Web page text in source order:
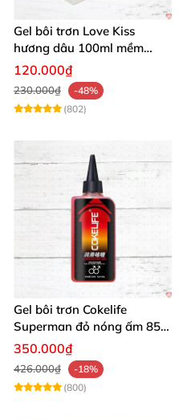
Gel bôi trơn Love Kiss
hương dâu 100ml mềm
mượt an toàn thơm
120.000₫
230.000₫
-48%
(802)
Gel bôi trơn Cokelife
Superman đỏ nóng ấm 85g
giảm đau rát
350.000₫
426.000₫
-18%
(800)